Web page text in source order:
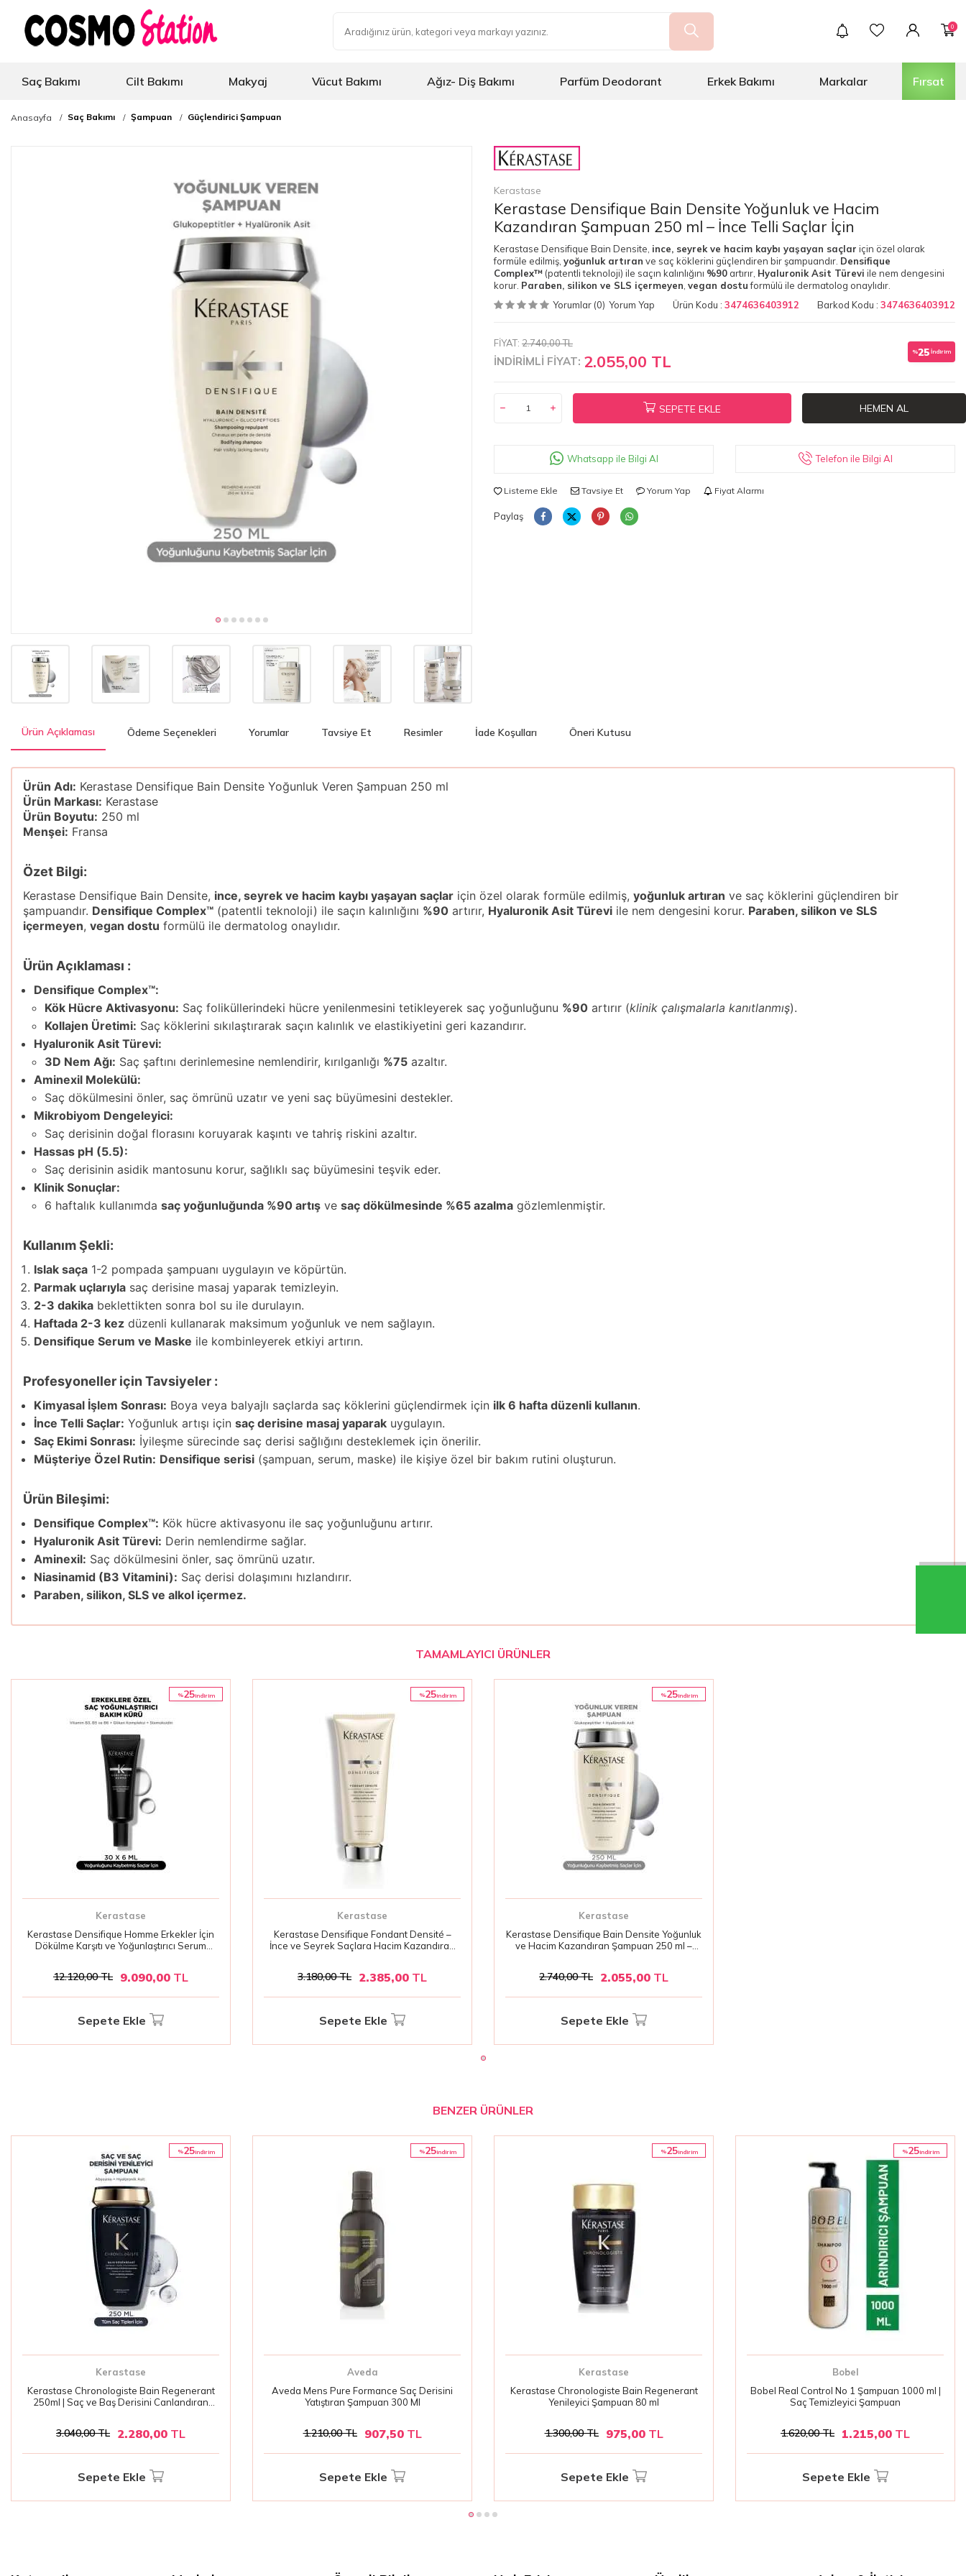
0
Saç Bakımı Cilt Bakımı Makyaj Vücut Bakımı Ağız- Diş Bakımı Parfüm Deodorant Erkek Bakımı Markalar Fırsat
Anasayfa Saç Bakımı Şampuan Güçlendirici Şampuan
Kerastase
Kerastase Densifique Bain Densite Yoğunluk ve Hacim
Kazandıran Şampuan 250 ml – İnce Telli Saçlar İçin
Kerastase Densifique Bain Densite, ince, seyrek ve hacim kaybı yaşayan saçlar için özel olarak
formüle edilmiş, yoğunluk artıran ve saç köklerini güçlendiren bir şampuandır. Densifique
Complex™ (patentli teknoloji) ile saçın kalınlığını %90 artırır, Hyaluronik Asit Türevi ile nem dengesini
korur. Paraben, silikon ve SLS içermeyen vegan dostuformülü ile dermatolog onaylıdır.
Yorumlar (0) Yorum Yap Ürün Kodu : 3474636403912 Barkod Kodu : 3474636403912
FİYAT: 2.740,00 TL
İNDİRİMLİ FİYAT: 2.055,00 TL %25 İndirim
SEPETE EKLE HEMEN AL
Whatsapp ile Bilgi Al Telefon ile Bilgi Al
Listeme Ekle Tavsiye Et Yorum Yap Fiyat Alarmı
Paylaş
Ürün Açıklaması Ödeme Seçenekleri Yorumlar Tavsiye Et Resimler İade Koşulları Öneri Kutusu
Ürün Adı: Kerastase Densifique Bain Densite Yoğunluk Veren Şampuan 250 ml
Ürün Markası: Kerastase
Ürün Boyutu: 250 ml
Menşei: Fransa
Özet Bilgi:
Kerastase Densifique Bain Densite, ince, seyrek ve hacim kaybı yaşayan saçlar için özel olarak formüle edilmiş, yoğunluk artıran ve saç köklerini güçlendiren bir
şampuandır. Densifique Complex™ (patentli teknoloji) ile saçın kalınlığını %90 artırır, Hyaluronik Asit Türevi ile nem dengesini korur. Paraben, silikon ve SLS
içermeyen, vegan dostu formülü ile dermatolog onaylıdır.
Ürün Açıklaması :
Densifique Complex™:
Kök Hücre Aktivasyonu: Saç foliküllerindeki hücre yenilenmesini tetikleyerek saç yoğunluğunu %90 artırır (klinik çalışmalarla kanıtlanmış).
Kollajen Üretimi: Saç köklerini sıkılaştırarak saçın kalınlık ve elastikiyetini geri kazandırır.
Hyaluronik Asit Türevi:
3D Nem Ağı: Saç şaftını derinlemesine nemlendirir, kırılganlığı %75 azaltır.
Aminexil Molekülü:
Saç dökülmesini önler, saç ömrünü uzatır ve yeni saç büyümesini destekler.
Mikrobiyom Dengeleyici:
Saç derisinin doğal florasını koruyarak kaşıntı ve tahriş riskini azaltır.
Hassas pH (5.5):
Saç derisinin asidik mantosunu korur, sağlıklı saç büyümesini teşvik eder.
Klinik Sonuçlar:
6 haftalık kullanımda saç yoğunluğunda %90 artış ve saç dökülmesinde %65 azalma gözlemlenmiştir.
Kullanım Şekli:
Islak saça 1-2 pompada şampuanı uygulayın ve köpürtün.
Parmak uçlarıyla saç derisine masaj yaparak temizleyin.
2-3 dakika beklettikten sonra bol su ile durulayın.
Haftada 2-3 kez düzenli kullanarak maksimum yoğunluk ve nem sağlayın.
Densifique Serum ve Maske ile kombinleyerek etkiyi artırın.
Profesyoneller için Tavsiyeler :
Kimyasal İşlem Sonrası: Boya veya balyajlı saçlarda saç köklerini güçlendirmek için ilk 6 hafta düzenli kullanın.
İnce Telli Saçlar: Yoğunluk artışı için saç derisine masaj yaparak uygulayın.
Saç Ekimi Sonrası: İyileşme sürecinde saç derisi sağlığını desteklemek için önerilir.
Müşteriye Özel Rutin: Densifique serisi (şampuan, serum, maske) ile kişiye özel bir bakım rutini oluşturun.
Ürün Bileşimi:
Densifique Complex™: Kök hücre aktivasyonu ile saç yoğunluğunu artırır.
Hyaluronik Asit Türevi: Derin nemlendirme sağlar.
Aminexil: Saç dökülmesini önler, saç ömrünü uzatır.
Niasinamid (B3 Vitamini): Saç derisi dolaşımını hızlandırır.
Paraben, silikon, SLS ve alkol içermez.
TAMAMLAYICI ÜRÜNLER
%25i̇ndirim
Kerastase
Kerastase Densifique Homme Erkekler İçin
Dökülme Karşıtı ve Yoğunlaştırıcı Serum
12.120,00TL 9.090,00 TL
Sepete Ekle
%25i̇ndirim
Kerastase
Kerastase Densifique Fondant Densité –
İnce ve Seyrek Saçlara Hacim Kazandıran
3.180,00TL 2.385,00 TL
Sepete Ekle
%25i̇ndirim
Kerastase
Kerastase Densifique Bain Densite Yoğunluk
ve Hacim Kazandıran Şampuan 250 ml –
2.740,00TL 2.055,00 TL
Sepete Ekle
BENZER ÜRÜNLER
%25i̇ndirim
Kerastase
Kerastase Chronologiste Bain Regenerant
250ml | Saç ve Baş Derisini Canlandıran
3.040,00TL 2.280,00 TL
Sepete Ekle
%25i̇ndirim
Aveda
Aveda Mens Pure Formance Saç Derisini
Yatıştıran Şampuan 300 Ml
1.210,00TL 907,50TL
Sepete Ekle
%25i̇ndirim
Kerastase
Kerastase Chronologiste Bain Regenerant
Yenileyici Şampuan 80 ml
1.300,00TL 975,00TL
Sepete Ekle
%25i̇ndirim
Bobel
Bobel Real Control No 1 Şampuan 1000 ml |
Saç Temizleyici Şampuan
1.620,00TL 1.215,00 TL
Sepete Ekle